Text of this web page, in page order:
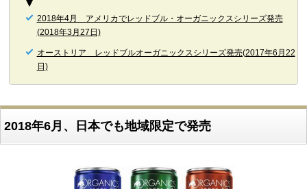
2018年4月 アメリカでレッドブル・オーガニックスシリーズ発売
(2018年3月27日)
オーストリア レッドブルオーガニックスシリーズ発売(2017年6月22
日)
2018年6月、日本でも地域限定で発売